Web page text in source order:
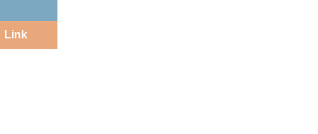
Link